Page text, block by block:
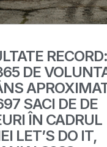
RECORD:
DE
SACI DE DE
ÎN CADRUL
LET’S DO IT,